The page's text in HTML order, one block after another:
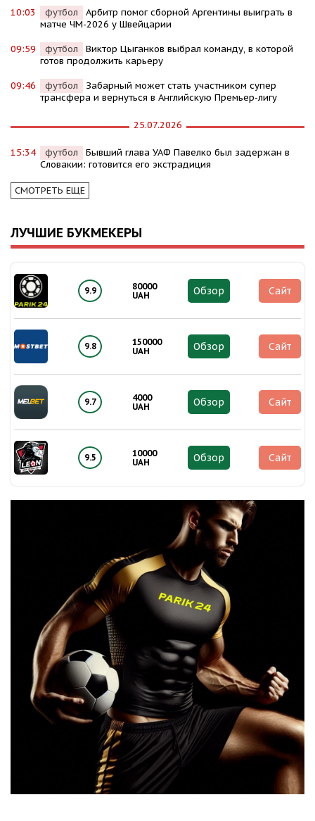
10:03 футбол
Арбитр помог сборной Аргентины выиграть в
матче ЧМ-2026 у Швейцарии
09:59 футбол
Виктор Цыганков выбрал команду, в которой
готов продолжить карьеру
09:46 футбол
Забарный может стать участником супер
трансфера и вернуться в Английскую Премьер-лигу
25.07.2026
15:34 футбол
Бывший глава УАФ Павелко был задержан в
Словакии: готовится его экстрадиция
СМОТРЕТЬ ЕЩЕ
ЛУЧШИЕ БУКМЕКЕРЫ
9.9
80000
UAH
Обзор Сайт
9.8
150000
UAH
Обзор Сайт
9.7
4000
UAH
Обзор Сайт
9.5
10000
UAH
Обзор Сайт